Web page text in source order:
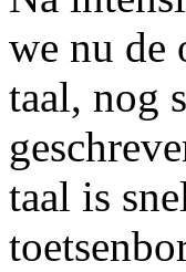
we nu de
taal, nog
taal is